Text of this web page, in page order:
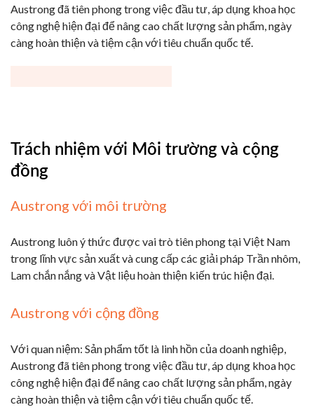
Austrong đã tiên phong trong việc đầu tư, áp dụng khoa học
công nghệ hiện đại để nâng cao chất lượng sản phẩm, ngày
càng hoàn thiện và tiệm cận với tiêu chuẩn quốc tế.
Trách nhiệm với Môi trường và cộng
đồng
Austrong với môi trường
Austrong luôn ý thức được vai trò tiên phong tại Việt Nam
trong lĩnh vực sản xuất và cung cấp các giải pháp Trần nhôm,
Lam chắn nắng và Vật liệu hoàn thiện kiến trúc hiện đại.
Austrong với cộng đồng
Với quan niệm: Sản phẩm tốt là linh hồn của doanh nghiệp,
Austrong đã tiên phong trong việc đầu tư, áp dụng khoa học
công nghệ hiện đại để nâng cao chất lượng sản phẩm, ngày
càng hoàn thiện và tiệm cận với tiêu chuẩn quốc tế.